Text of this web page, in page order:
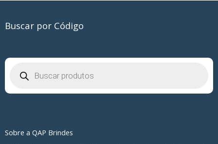
Buscar por Código
produtos
Sobre a QAP Brindes